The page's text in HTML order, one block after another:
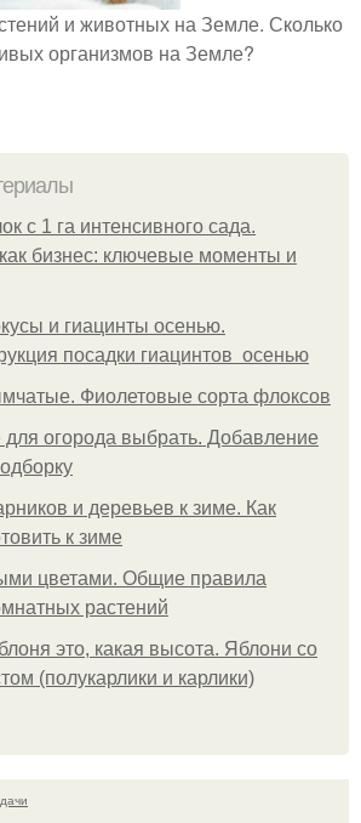
и животных на Земле. Сколько
организмов на Земле?
с 1 га интенсивного сада.
бизнес: ключевые моменты и
и гиацинты осенью.
посадки гиацинтов осенью
Фиолетовые сорта флоксов
для огорода выбрать. Добавление
и деревьев к зиме. Как
к зиме
цветами. Общие правила
растений
это, какая высота. Яблони со
(полукарлики и карлики)